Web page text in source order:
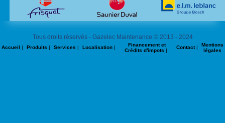
Tous droits réservés - Gazelec Maintenance © 2013 - 2024
Accueil | Produits | Services | Localisation |
Financement et
Crédits d'împots |
Contact|
Mentions
légales